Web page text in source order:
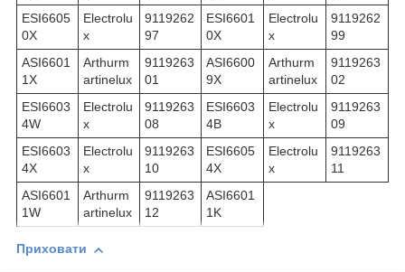
ESI6605
0X
Electrolu
x
9119262
97
ESI6601
0X
Electrolu
x
9119262
99
ASI6601
1X
Arthurm
artinelux
9119263
01
ASI6600
9X
Arthurm
artinelux
9119263
02
ESI6603
4W
Electrolu
x
9119263
08
ESI6603
4B
Electrolu
x
9119263
09
ESI6603
4X
Electrolu
x
9119263
10
ESI6605
4X
Electrolu
x
9119263
11
ASI6601
1W
Arthurm
artinelux
9119263
12
ASI6601
1K
Приховати